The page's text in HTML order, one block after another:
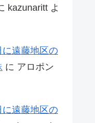
kazunaritt よ
に遠藤地区の
に アロポン
に遠藤地区の